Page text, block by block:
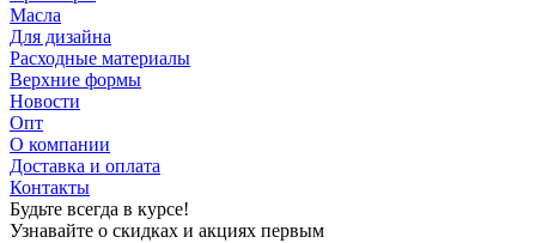
Масла
Для дизайна
Расходные материалы
Верхние формы
Новости
Опт
О компании
Доставка и оплата
Контакты
Будьте всегда в курсе!
Узнавайте о скидках и акциях первым